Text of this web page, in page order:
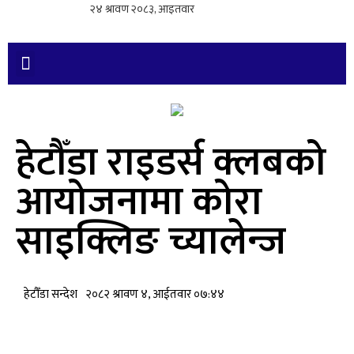
हेटौँडा राइडर्स क्लबको
आयोजनामा कोरा
साइक्लिङ च्यालेन्ज
हेटौँडा सन्देश २०८२ श्रावण ४, आईतवार ०७:४४